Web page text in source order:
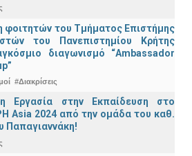
φοιτητών του Τμήματος Επιστήμης
του Πανεπιστημίου Κρήτης
διαγωνισμό “Ambassador
#Διακρίσεις
Εργασία στην Εκπαίδευση στο
Asia 2024 από την ομάδα του καθ.
Παπαγιαννάκη!